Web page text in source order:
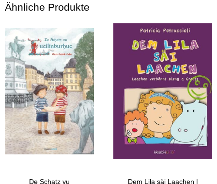
Ähnliche Produkte
De Schatz vu
Dem Lila säi Laachen |